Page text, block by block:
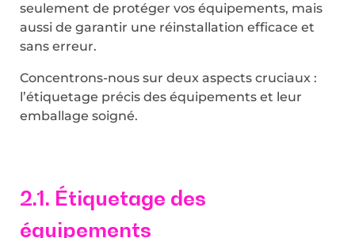
seulement de protéger vos équipements, mais
aussi de garantir une réinstallation efficace et
sans erreur.
Concentrons-nous sur deux aspects cruciaux :
l’étiquetage précis des équipements et leur
emballage soigné.
2.1. Étiquetage des
équipements